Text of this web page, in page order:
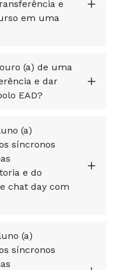
e
em uma
(a) de uma
e dar
EAD?
(a)
síncronos
e do
chat day com
(a)
síncronos